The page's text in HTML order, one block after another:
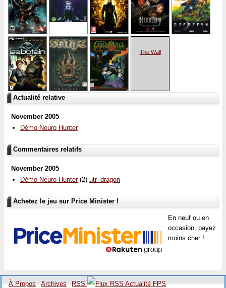
The Wall
Actualité relative
November 2005
Démo Neuro Hunter
Commentaires relatifs
November 2005
Démo Neuro Hunter(2) utr_dragon
Achetez le jeu sur Price Minister !
En neuf ou en
occasion, payez
moins cher !
À Propos Archives RSS